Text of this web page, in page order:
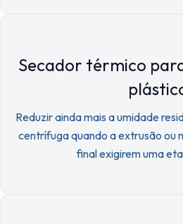
Secador térmico
Reduzir ainda mais a umidade
centrífuga quando a extrusão ou
final exigirem uma